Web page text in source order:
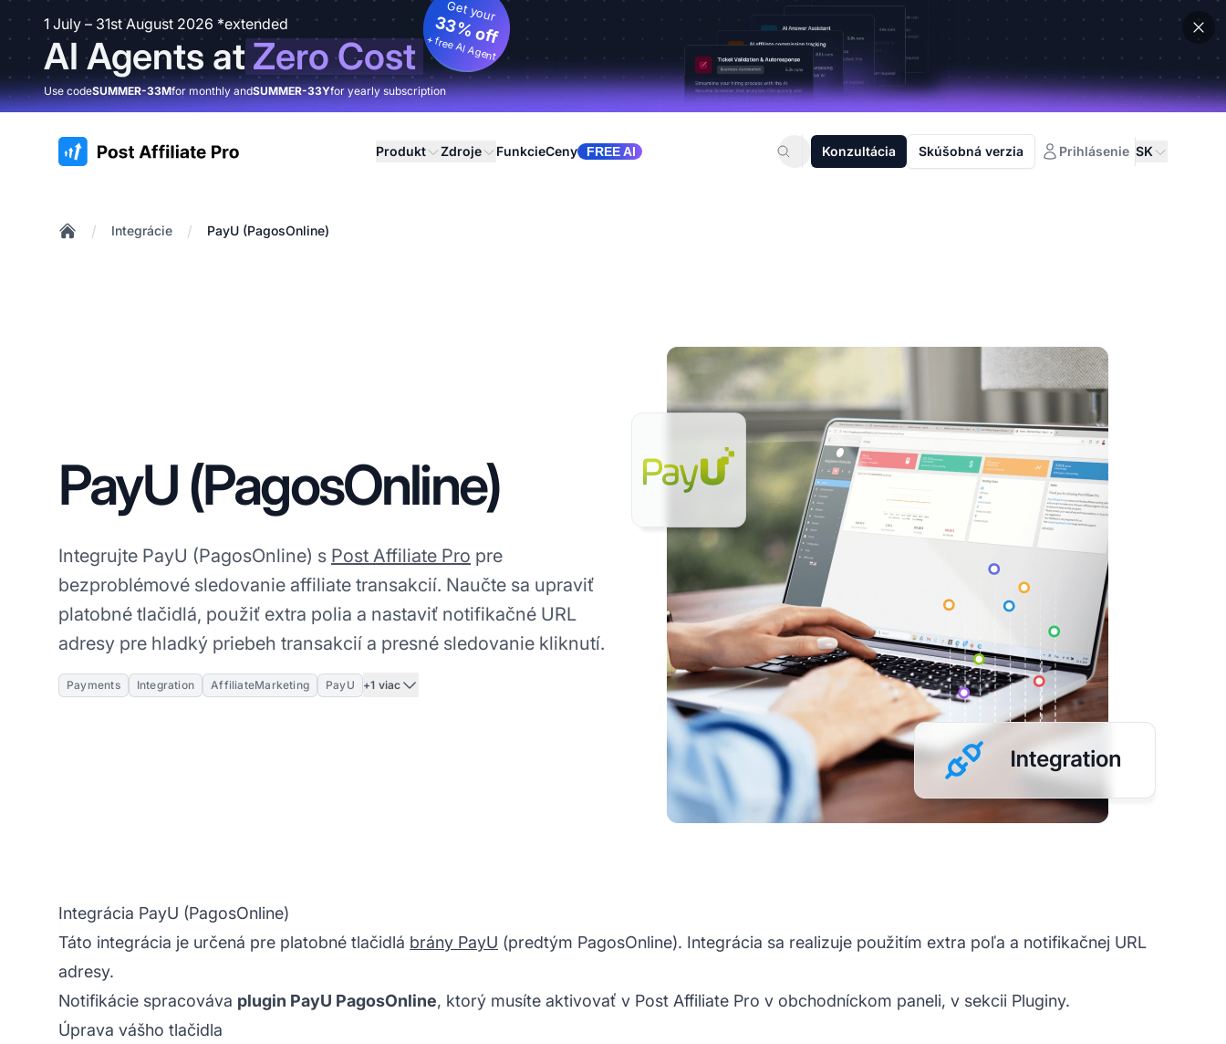
1 July – 31st August 2026 *extended
AI Agents atZero Cost
Get your
33% off
+ free AI Agent
Use codeSUMMER-33Mfor monthly andSUMMER-33Yfor yearly subscription
:site.title Produkt Zdroje FunkcieCeny FREE AI Konzultácia Skúšobná verzia Prihlásenie SK
/ Integrácie / PayU (PagosOnline)
PayU (PagosOnline)
Integrujte PayU (PagosOnline) s Post Affiliate Pro pre
bezproblémové sledovanie affiliate transakcií. Naučte sa upraviť
platobné tlačidlá, použiť extra polia a nastaviť notifikačné URL
adresy pre hladký priebeh transakcií a presné sledovanie kliknutí.
Payments Integration AffiliateMarketing PayU +1 viac
Integrácia PayU (PagosOnline)
Táto integrácia je určená pre platobné tlačidlá brány PayU (predtým PagosOnline). Integrácia sa realizuje použitím extra poľa a notifikačnej URL
adresy.
Notifikácie spracováva plugin PayU PagosOnline, ktorý musíte aktivovať v Post Affiliate Pro v obchodníckom paneli, v sekcii Pluginy.
Úprava vášho tlačidla